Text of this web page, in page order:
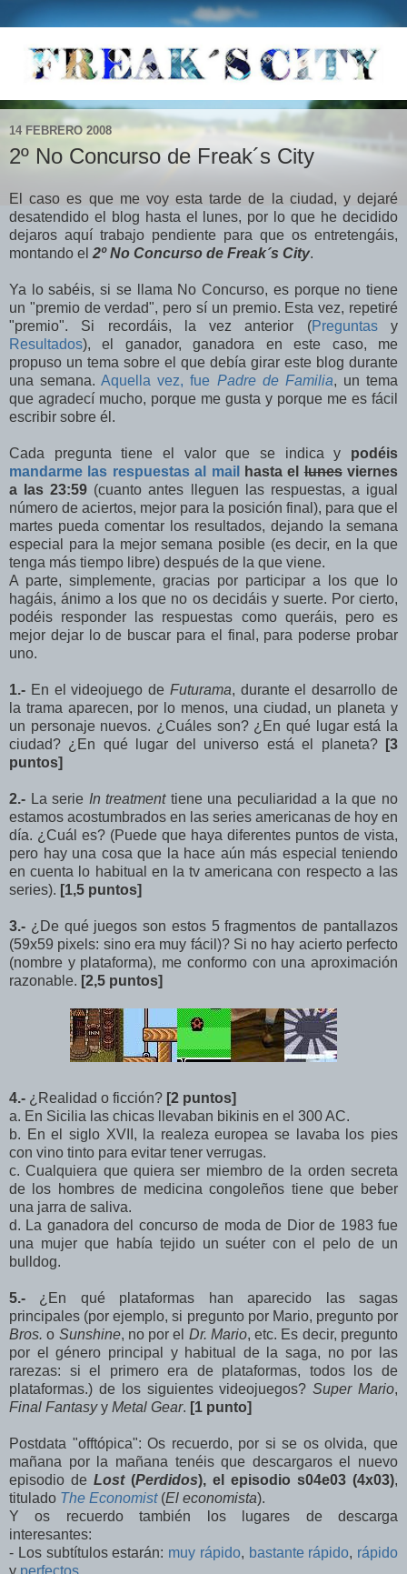
14 FEBRERO 2008
2º No Concurso de Freak´s City
El caso es que me voy esta tarde de la ciudad, y dejaré
desatendido el blog hasta el lunes, por lo que he decidido
dejaros aquí trabajo pendiente para que os entretengáis,
montando el 2º No Concurso de Freak´s City.
Ya lo sabéis, si se llama No Concurso, es porque no tiene
un "premio de verdad", pero sí un premio. Esta vez, repetiré
"premio". Si recordáis, la vez anterior (Preguntasy
Resultados), el ganador, ganadora en este caso, me
propuso un tema sobre el que debía girar este blog durante
una semana.Aquella vez, fue Padre de Familia, un tema
que agradecí mucho, porque me gusta y porque me es fácil
escribir sobre él.
Cada pregunta tiene el valor que se indica y podéis
mandarme las respuestas al mail
hasta ellunesviernes
a las 23:59 (cuanto antes lleguen las respuestas, a igual
número de aciertos, mejor para la posición final), para que el
martes pueda comentar los resultados, dejando la semana
especial para la mejor semana posible (es decir, en la que
tenga más tiempo libre) después de la que viene.
A parte, simplemente, gracias por participar a los que lo
hagáis, ánimo a los que no os decidáis y suerte. Por cierto,
podéis responder las respuestas como queráis, pero es
mejor dejar lo de buscar para el final, para poderse probar
uno.
1.- En el videojuego de Futurama, durante el desarrollo de
la trama aparecen, por lo menos, una ciudad, un planeta y
un personaje nuevos. ¿Cuáles son? ¿En qué lugar está la
ciudad? ¿En qué lugar del universo está el planeta?
[3
puntos]
2.- La serie In treatmenttiene una peculiaridad a la que no
estamos acostumbrados en las series americanas de hoy en
día. ¿Cuál es? (Puede que haya diferentes puntos de vista,
pero hay una cosa que la hace aún más especial teniendo
en cuenta lo habitual en la tv americana con respecto a las
series). [1,5 puntos]
3.- ¿De qué juegos son estos 5 fragmentos de pantallazos
(59x59 pixels: sino era muy fácil)? Si no hay acierto perfecto
(nombre y plataforma), me conformo con una aproximación
razonable. [2,5 puntos]
4.- ¿Realidad o ficción? [2 puntos]
a. En Sicilia las chicas llevaban bikinis en el 300 AC.
b. En el siglo XVII, la realeza europea se lavaba los pies
con vino tinto para evitar tener verrugas.
c. Cualquiera que quiera ser miembro de la orden secreta
de los hombres de medicina congoleños tiene que beber
una jarra de saliva.
d. La ganadora del concurso de moda de Dior de 1983 fue
una mujer que había tejido un suéter con el pelo de un
bulldog.
5.- ¿En qué plataformas han aparecido las sagas
principales (por ejemplo, si pregunto por Mario, pregunto por
Bros. o Sunshine, no por el Dr. Mario, etc. Es decir, pregunto
por el género principal y habitual de la saga, no por las
rarezas: si el primero era de plataformas, todos los de
plataformas.) de los siguientes videojuegos?Super Mario,
Final Fantasyy Metal Gear. [1 punto]
Postdata "offtópica": Os recuerdo, por si se os olvida, que
mañana por la mañana tenéis que descargaros el nuevo
episodio de Lost(Perdidos), el episodio s04e03 (4x03),
titulado The Economist(El economista).
Y os recuerdo también los lugares de descarga
interesantes:
- Los subtítulos estarán: muy rápido, bastante rápido, rápido